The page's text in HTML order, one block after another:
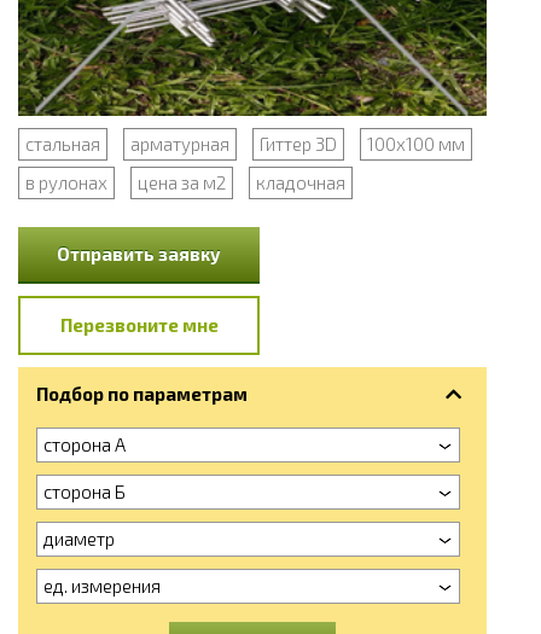
стальная арматурная Гиттер 3D
100x100 мм
в рулонах
цена за м2 кладочная
Отправить заявку
Перезвоните мне
Подбор по параметрам
сторона А
сторона Б
диаметр
ед. измерения